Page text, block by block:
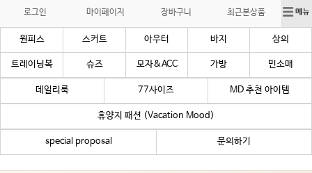
로그인 마이페이지 장바구니 최근본상품
원피스 스커트 아우터 바지 상의
트레이닝복 슈즈 모자&ACC 가방 민소매
데일리룩 77사이즈 MD 추천 아이템
휴양지 패션 (Vacation Mood)
special proposal 문의하기